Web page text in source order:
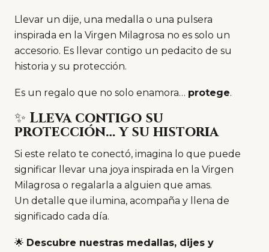
Llevar un dije, una medalla o una pulsera
inspirada en la Virgen Milagrosa no es solo un
accesorio. Es llevar contigo un pedacito de su
historia y su protección.
Es un regalo que no solo enamora… protege.
✨ Lleva contigo su
protección… y su historia
Si este relato te conectó, imagina lo que puede
significar llevar una joya inspirada en la Virgen
Milagrosa o regalarla a alguien que amas.
Un detalle que ilumina, acompaña y llena de
significado cada día.
🌟 Descubre nuestras medallas, dijes y